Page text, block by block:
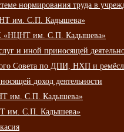
нормирования труда в
им. С.П. Кадышева»
«НЦНТ им. С.П. Кадышева»
и иной приносящей
Совета по ДПИ, НХП и
доход деятельности
им. С.П. Кадышева»
им. С.П. Кадышева»